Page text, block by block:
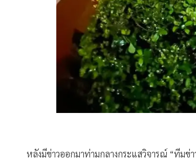
หลังมีข่าวออกมาท่ามกลางกระแสวิจารณ์ “ทีมข่